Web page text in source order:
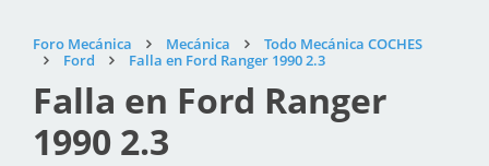
Foro Mecánica Mecánica
Todo Mecánica COCHES
Ford
Falla en Ford Ranger 1990 2.3
Falla en Ford Ranger
1990 2.3